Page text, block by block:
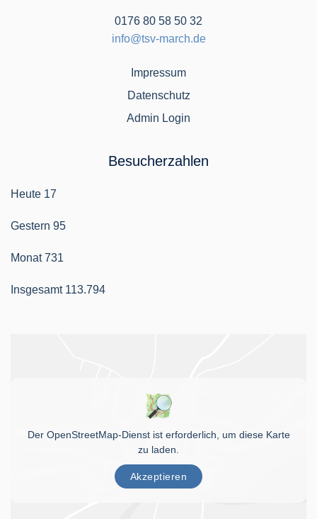
0176 80 58 50 32
info@tsv-march.de
Impressum
Datenschutz
Admin Login
Besucherzahlen
Heute 17
Gestern 95
Monat731
Insgesamt 113.794
Der OpenStreetMap-Dienst ist erforderlich, um diese Karte
zu laden.
Akzeptieren